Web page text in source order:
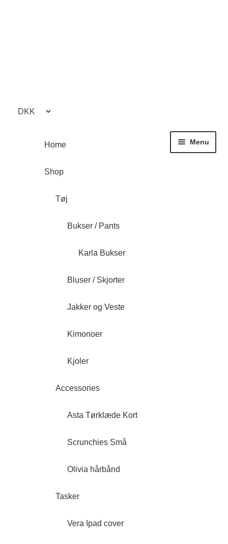
Menu
Home
Shop
Tøj
Bukser / Pants
Karla Bukser
Bluser / Skjorter
Jakker og Veste
Kimonoer
Kjoler
Accessories
Asta Tørklæde Kort
Scrunchies Små
Olivia hårbånd
Tasker
Vera Ipad cover